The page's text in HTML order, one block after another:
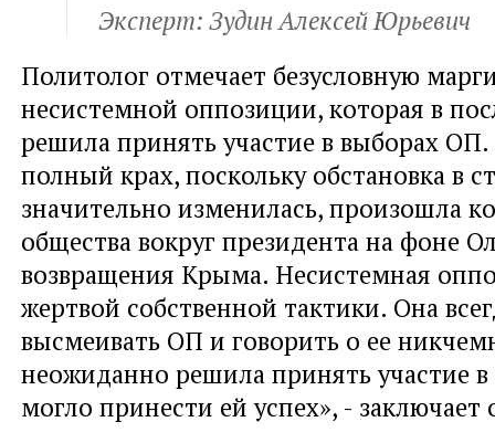
Эксперт: Зудин Алексей Юрьевич
Политолог отмечает безусловную
несистемной оппозиции, которая в
решила принять участие в выборах
полный крах, поскольку обстановка в
значительно изменилась, произошла
общества вокруг президента на фоне
возвращения Крыма. Несистемная
жертвой собственной тактики. Она
высмеивать ОП и говорить о ее
неожиданно решила принять участие в
могло принести ей успех», - заключает